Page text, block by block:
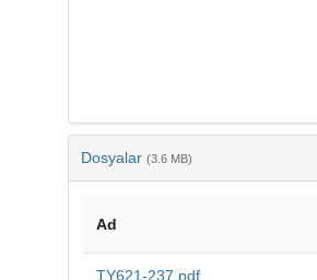
Dosyalar (3.6 MB)
Ad
TY621-237.pdf